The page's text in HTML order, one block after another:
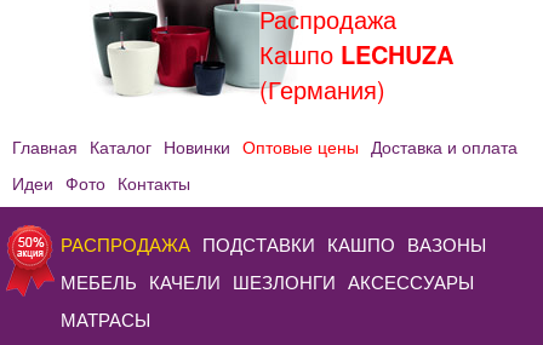
Распродажа
Кашпо LECHUZA
(Германия)
Главная Каталог Новинки Оптовые цены Доставка и оплата
Идеи Фото Контакты
РАСПРОДАЖА ПОДСТАВКИ КАШПО ВАЗОНЫ
МЕБЕЛЬ КАЧЕЛИ ШЕЗЛОНГИ АКСЕССУАРЫ
МАТРАСЫ